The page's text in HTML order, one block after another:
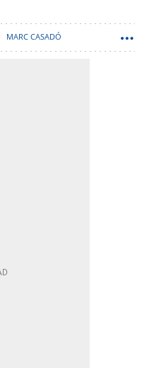
MARC CASADÓ